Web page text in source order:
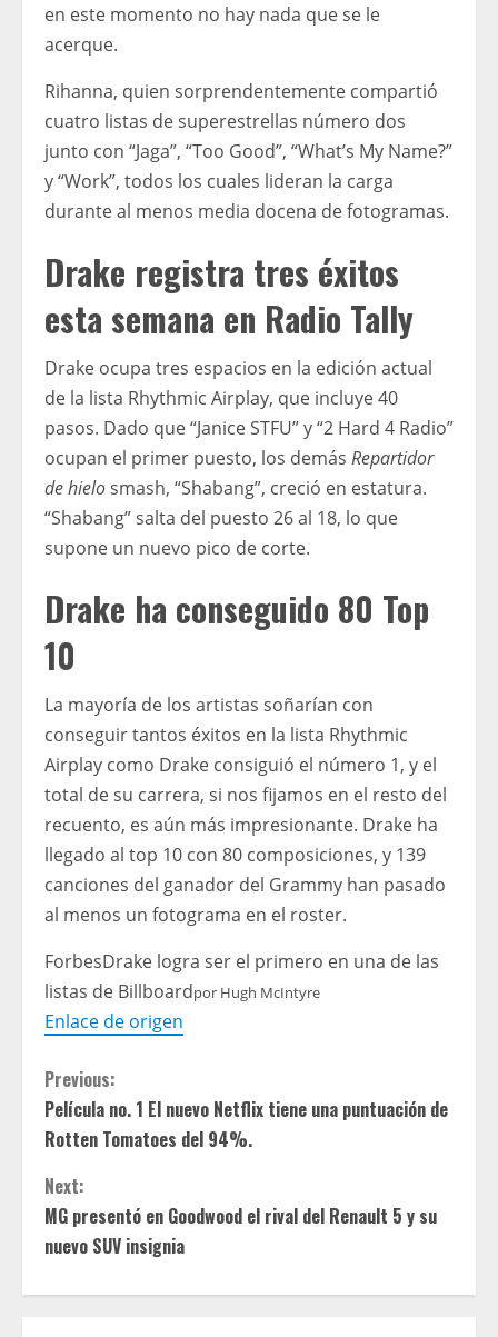
en este momento no hay nada que se le
acerque.
Rihanna, quien sorprendentemente compartió
cuatro listas de superestrellas número dos
junto con “Jaga”, “Too Good”, “What’s My Name?”
y “Work”, todos los cuales lideran la carga
durante al menos media docena de fotogramas.
Drake registra tres éxitos
esta semana en Radio Tally
Drake ocupa tres espacios en la edición actual
de la lista Rhythmic Airplay, que incluye 40
pasos. Dado que “Janice STFU” y “2 Hard 4 Radio”
ocupan el primer puesto, los demás Repartidor
de hielosmash, “Shabang”, creció en estatura.
“Shabang” salta del puesto 26 al 18, lo que
supone un nuevo pico de corte.
Drake ha conseguido 80 Top
10
La mayoría de los artistas soñarían con
conseguir tantos éxitos en la lista Rhythmic
Airplay como Drake consiguió el número 1, y el
total de su carrera, si nos fijamos en el resto del
recuento, es aún más impresionante. Drake ha
llegado al top 10 con 80 composiciones, y 139
canciones del ganador del Grammy han pasado
al menos un fotograma en el roster.
ForbesDrake logra ser el primero en una de las
listas de Billboardpor Hugh McIntyre
Enlace de origen
C
o
n
t
Previous:
Película no. 1 El nuevo Netflix tiene una puntuación de
Rotten Tomatoes del 94%.
Next:
MG presentó en Goodwood el rival del Renault 5 y su
nuevo SUV insignia